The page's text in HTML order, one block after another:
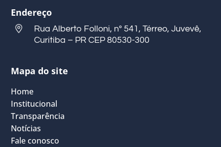
Endereço
Rua Alberto Folloni, nº 541, Térreo, Juvevê,
Curitiba – PR CEP 80530-300
Mapa do site
Home
Institucional
Transparência
Notícias
Fale conosco